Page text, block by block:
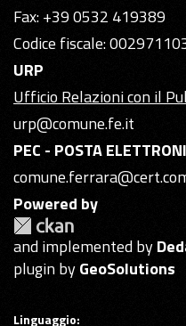
Fax: +39 0532 419389
Codice fiscale:
URP
Ufficio Relazioni con il
urp@comune.fe.it
PEC - POSTA
Powered by
and implemented by
plugin byGeoSolutions
Linguaggio